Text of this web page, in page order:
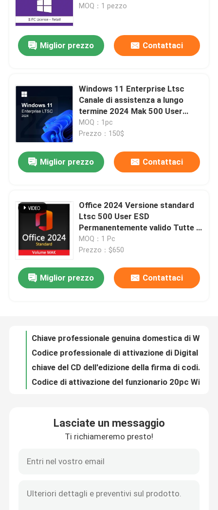
Casa.
Prodotti
Video
Controllo della qualità
Contattaci
MOQ：1 pezzo
Miglior prezzo Contattaci
Windows 11 Enterprise Ltsc
Canale di assistenza a lungo
termine 2024 Mak 500 User
Global Keys
MOQ：1pc
Prezzo：150$
Miglior prezzo Contattaci
Office 2024 Versione standard
Ltsc 500 User ESD
Permanentemente valido Tutte le
lingue
MOQ：1 Pc
Prezzo：$650
Miglior prezzo Contattaci
Chiave multipla del prodotto di lingua di MSDN per Windows 7 ultimo online
chiave del CD dell'edizione della firma di codice di attivazione di 64Bit Windows 7 ultima
Lasciate un messaggio
Ti richiameremo presto!